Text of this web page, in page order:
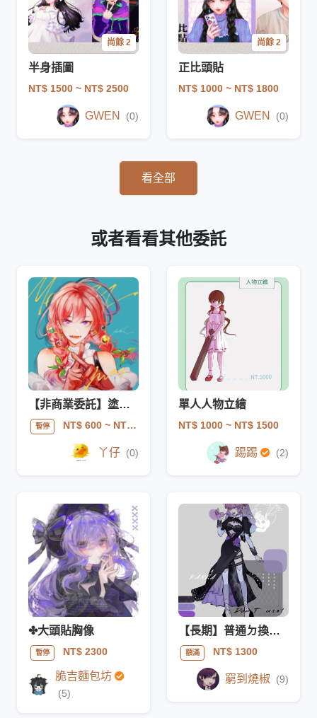
尚餘 2
半身插圖
NT$ 1500 ~ NT$ 2500
GWEN (0)
尚餘 2
正比頭貼
NT$ 1000 ~ NT$ 1800
GWEN (0)
看全部
或者看看其他委託
【非商業委託】塗鴉/精緻插圖
暫停 NT$ 600~ NT$ 5000
丫仔 (0)
單人人物立繪
NT$ 1000 ~ NT$ 1500
踢踢 (2)
✤大頭貼胸像
暫停 NT$ 2300
脆吉麵包坊
(5)
【長期】普通ㄉ換裝驚喜包
額滿 NT$ 1300
窮到燒椒 (9)